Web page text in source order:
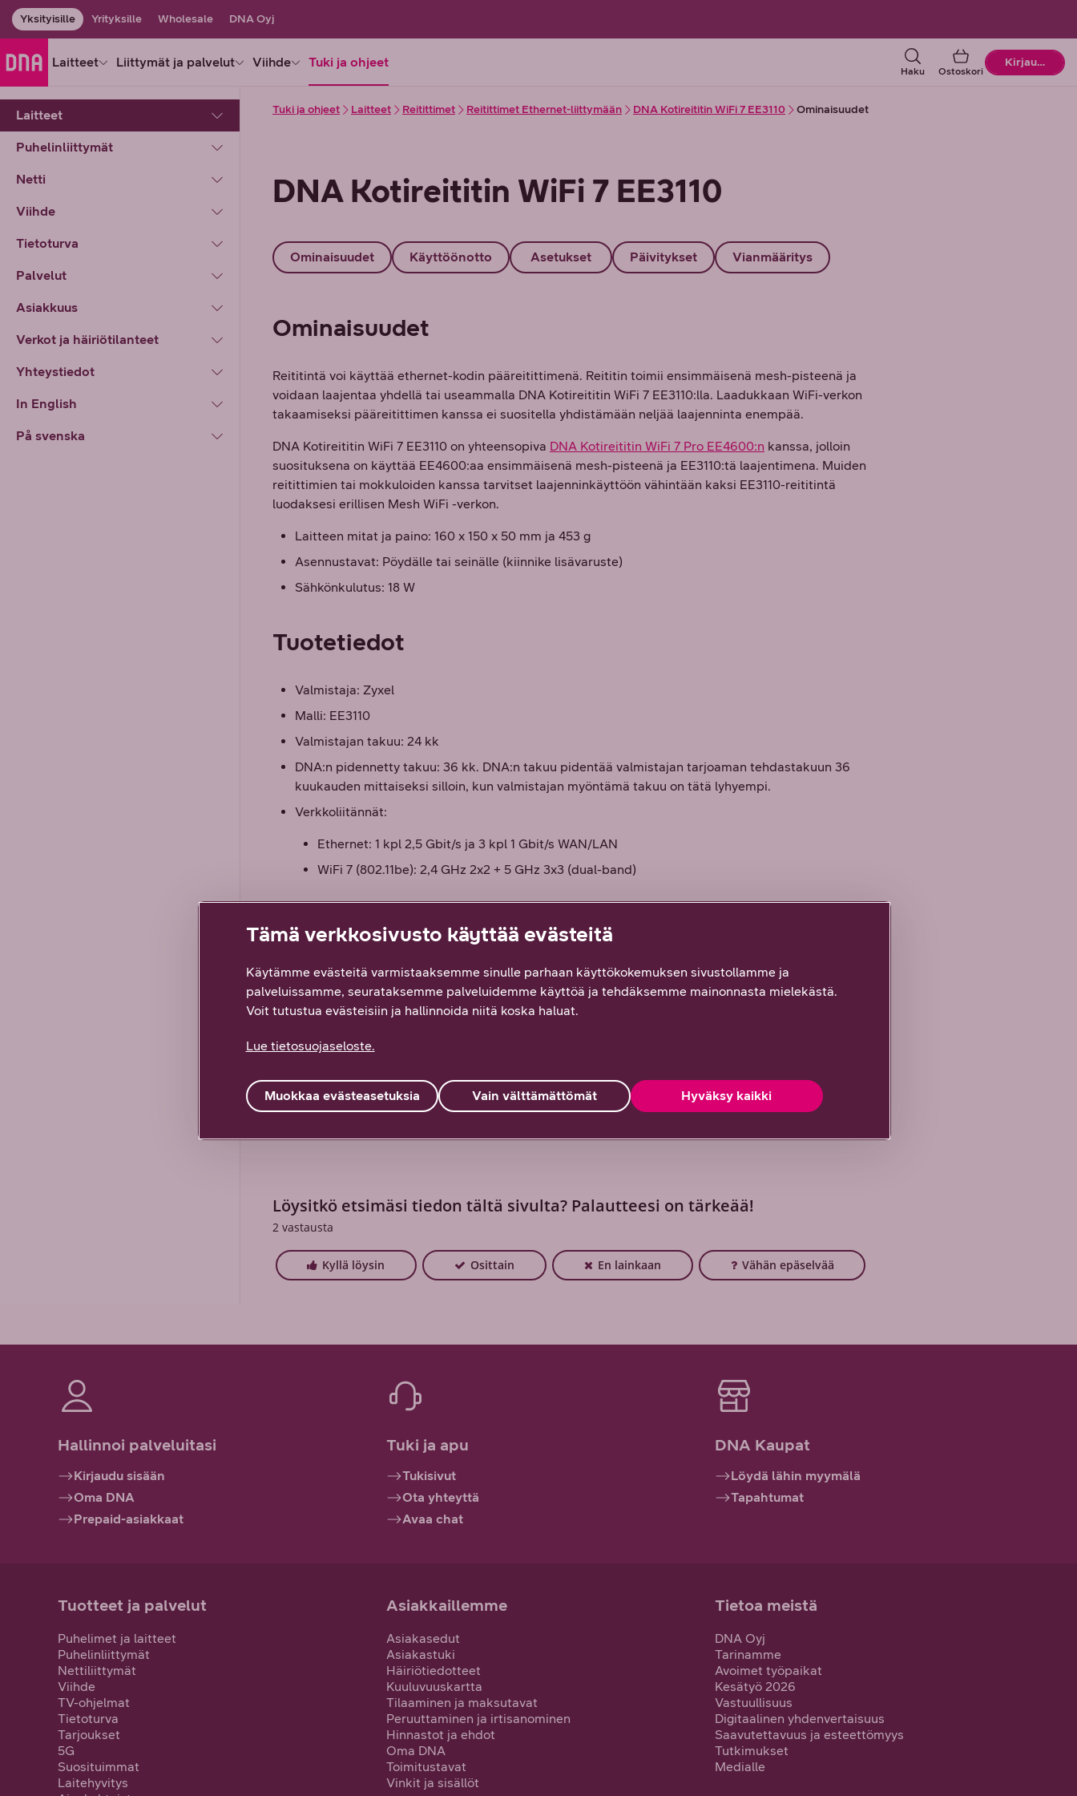
Yksityisille Yrityksille Wholesale DNA Oyj
Laitteet Liittymät ja palvelut Viihde Tuki ja ohjeet
Haku Ostoskori
Ostoskori
Kirjaudu
Laitteet
Puhelinliittymät
Netti
Viihde
Tietoturva
Palvelut
Asiakkuus
Verkot ja häiriötilanteet
Yhteystiedot
In English
På svenska
Tuki ja ohjeet Laitteet Reitittimet Reitittimet Ethernet-liittymään DNA Kotireititin WiFi 7 EE3110 Ominaisuudet
DNA Kotireititin WiFi 7 EE3110
Ominaisuudet Käyttöönotto Asetukset Päivitykset Vianmääritys
Ominaisuudet
Reititintä voi käyttää ethernet-kodin pääreitittimenä. Reititin toimii ensimmäisenä mesh-pisteenä ja
voidaan laajentaa yhdellä tai useammalla DNA Kotireititin WiFi 7 EE3110:lla. Laadukkaan WiFi-verkon
takaamiseksi pääreitittimen kanssa ei suositella yhdistämään neljää laajenninta enempää.
DNA Kotireititin WiFi 7 EE3110 on yhteensopiva DNA Kotireititin WiFi 7 Pro EE4600:n kanssa, jolloin
suosituksena on käyttää EE4600:aa ensimmäisenä mesh-pisteenä ja EE3110:tä laajentimena. Muiden
reitittimien tai mokkuloiden kanssa tarvitset laajenninkäyttöön vähintään kaksi EE3110-reititintä
luodaksesi erillisen Mesh WiFi -verkon.
Laitteen mitat ja paino: 160 x 150 x 50 mm ja 453 g
Asennustavat: Pöydälle tai seinälle (kiinnike lisävaruste)
Sähkönkulutus: 18 W
Tuotetiedot
Valmistaja: Zyxel
Malli: EE3110
Valmistajan takuu: 24 kk
DNA:n pidennetty takuu: 36 kk. DNA:n takuu pidentää valmistajan tarjoaman tehdastakuun 36
kuukauden mittaiseksi silloin, kun valmistajan myöntämä takuu on tätä lyhyempi.
Verkkoliitännät:
Ethernet: 1 kpl 2,5 Gbit/s ja 3 kpl 1 Gbit/s WAN/LAN
WiFi 7 (802.11be): 2,4 GHz 2x2 + 5 GHz 3x3 (dual-band)
Myyntipaketin sisältö
DNA WiFi 7 EE3110 -reititin
virtalähde
ohje käyttöönottoon
turvallisuusohje
WiFi-verkon nimi ja salasana -tietokortti
Löysitkö etsimäsi tiedon tältä sivulta? Palautteesi on tärkeää!
2 vastausta
Kyllä löysin Osittain En lainkaan Vähän epäselvää
Hallinnoi palveluitasi
Kirjaudu sisään
Oma DNA
Prepaid-asiakkaat
Tuki ja apu
Tukisivut
Ota yhteyttä
Avaa chat
DNA Kaupat
Löydä lähin myymälä
Tapahtumat
Tuotteet ja palvelut
Puhelimet ja laitteet
Puhelinliittymät
Nettiliittymät
Viihde
TV-ohjelmat
Tietoturva
Tarjoukset
5G
Suosituimmat
Laitehyvitys
Asiakkaillemme
Asiakasedut
Asiakastuki
Häiriötiedotteet
Kuuluvuuskartta
Tilaaminen ja maksutavat
Peruuttaminen ja irtisanominen
Hinnastot ja ehdot
Oma DNA
Toimitustavat
Vinkit ja sisällöt
Tietoa meistä
DNA Oyj
Tarinamme
Avoimet työpaikat
Kesätyö 2026
Vastuullisuus
Digitaalinen yhdenvertaisuus
Saavutettavuus ja esteettömyys
Tutkimukset
Medialle
Tämä verkkosivusto käyttää evästeitä
Käytämme evästeitä varmistaaksemme sinulle parhaan käyttökokemuksen sivustollamme ja
palveluissamme, seurataksemme palveluidemme käyttöä ja tehdäksemme mainonnasta mielekästä.
Voit tutustua evästeisiin ja hallinnoida niitä koska haluat.
Lue tietosuojaseloste.
Vain välttämättömät Hyväksy kaikki
Muokkaa evästeasetuksia